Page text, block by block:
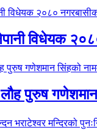
विधेयक २०८०
लौह पुरुष